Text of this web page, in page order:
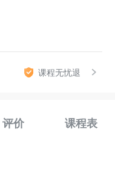
课程无忧退
评价 课程表